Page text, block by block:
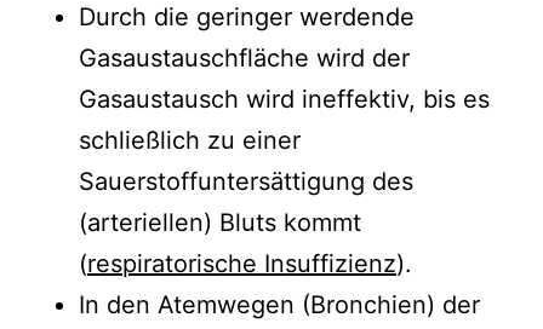
Durch die geringer werdende
Gasaustauschfläche wird der
Gasaustausch wird ineffektiv, bis es
schließlich zu einer
Sauerstoffuntersättigung des
(arteriellen) Bluts kommt
(respiratorische Insuffizienz).
In den Atemwegen (Bronchien) der